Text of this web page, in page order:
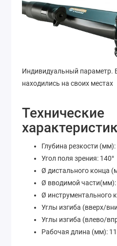
Индивидуальный параметр.
находились на своих местах
Технические
Глубина резкости
Угол поля зрения: 140°
Ø дистального конца
Ø вводимой части(мм):
Ø инструментального
Углы изгиба (вверх/
Углы изгиба (влево/
Рабочая длина (мм):